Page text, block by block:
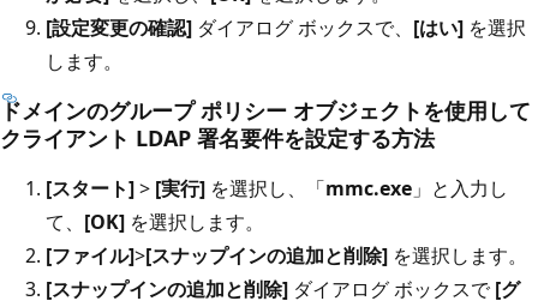
[設定変更の確認] ダイアログ ボックスで、 [はい] を選択
します。
ドメインのグループ ポリシー オブジェクトを使用して
クライアント LDAP 署名要件を設定する方法
[スタート]> [実行] を選択し、「mmc.exe 」と入力し
て、 [OK] を選択します。
[ファイル]>[スナップインの追加と削除] を選択します。
[スナップインの追加と削除] ダイアログ ボックスで[グ